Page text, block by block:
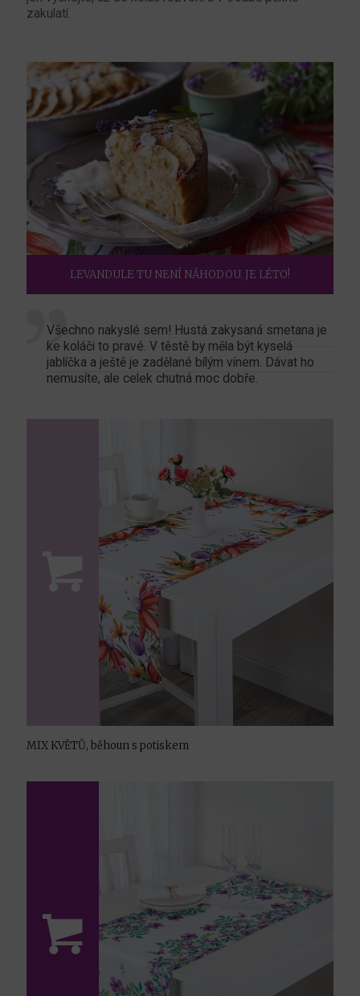
zakulatí.
LEVANDULE TU NENÍ NÁHODOU. JE LÉTO!
Všechno nakyslé sem! Hustá zakysaná smetana je
ke koláči to pravé. V těstě by měla být kyselá
jablíčka a ještě je zadělané bílým vínem. Dávat ho
nemusíte, ale celek chutná moc dobře.
MIX KVĚTŮ, běhoun s potiskem